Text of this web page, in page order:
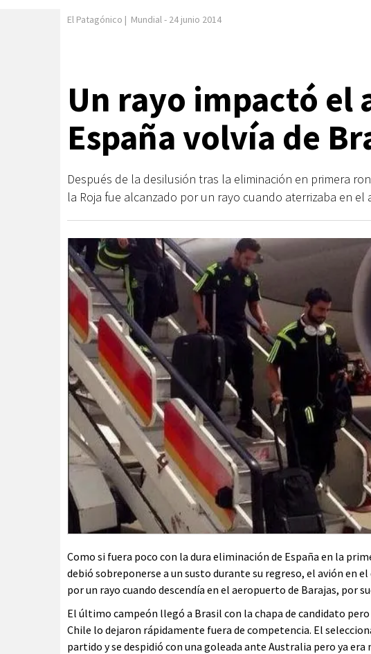
El Patagónico | Mundial- 24 junio 2014
Un rayo impactó el
España volvía de
Después de la desilusión tras la eliminación en primera
la Roja fue alcanzado por un rayo cuando aterrizaba en el
Como si fuera poco con la dura eliminación de España en la
debió sobreponerse a un susto durante su regreso, el avión en
por un rayo cuando descendía en el aeropuerto de Barajas, por
El último campeón llegó a Brasil con la chapa de candidato
Chile lo dejaron rápidamente fuera de competencia. El
partido y se despidió con una goleada ante Australia pero ya era